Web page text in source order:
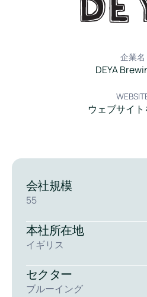
企業名
DEYA
ウェブサイ
会社規模
55
本社所在地
イギリス
セクター
ブルーイング